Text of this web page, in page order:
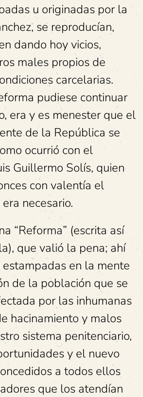
u originadas por la
se reproducían,
dando hoy vicios,
males propios de
carcelarias.
pudiese continuar
era y es menester que el
de la República se
ocurrió con el
Guillermo Solís, quien
con valentía el
necesario.
“Reforma” (escrita así
que valió la pena; ahí
en la mente
de la población que se
por las inhumanas
hacinamiento y malos
sistema penitenciario,
y el nuevo
a todos ellos
que los atendían